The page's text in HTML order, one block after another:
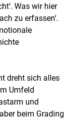
Was wir hier
zu erfassen‘.
dreht sich alles
Umfeld
und
beim Grading